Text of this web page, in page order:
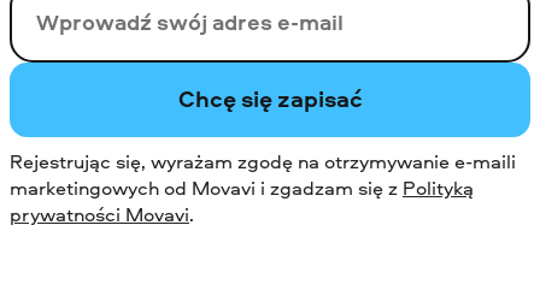
Twój email
Chcę się zapisać
Rejestrując się, wyrażam zgodę na otrzymywanie e-maili
marketingowych od Movavi i zgadzam się z Polityką
prywatności Movavi.